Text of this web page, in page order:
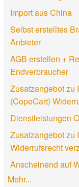
Import aus China
Selbst erstelltes
Anbieter
AGB erstellen +
Endverbraucher
Zusatzangebot zu
(CopeCart)
Dienstleistungen
Zusatzangebot zu
Widerrufsrecht
Anscheinend auf
Mehr...